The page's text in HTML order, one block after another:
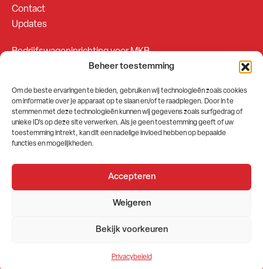
Beheer toestemming
Om de beste ervaringen te bieden, gebruiken wij technologieën zoals cookies
om informatie over je apparaat op te slaan en/of te raadplegen. Door in te
stemmen met deze technologieën kunnen wij gegevens zoals surfgedrag of
unieke ID's op deze site verwerken. Als je geen toestemming geeft of uw
toestemming intrekt, kan dit een nadelige invloed hebben op bepaalde
functies en mogelijkheden.
Accepteren
Weigeren
Bekijk voorkeuren
Privacybeleid
Contact
Updates
Bedrijfswageninrichting voor MKB
Bedrijfswageninrichting voor Fleetsales
SOCIALS